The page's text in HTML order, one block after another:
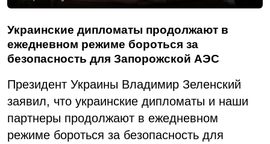
Украинские дипломаты продолжают в
ежедневном режиме бороться за
безопасность для Запорожской АЭС
Президент Украины Владимир Зеленский
заявил, что украинские дипломаты и наши
партнеры продолжают в ежедневном
режиме бороться за безопасность для